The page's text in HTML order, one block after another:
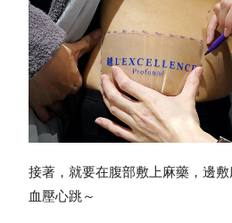
接著，就要在腹部敷上麻藥，邊
血壓心跳～